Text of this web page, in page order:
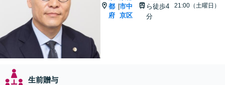
都
府
市中
京区
ら徒歩4
分
21:00（土曜日）
生前贈与